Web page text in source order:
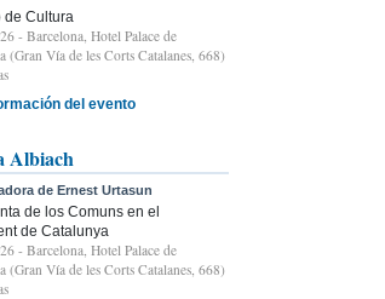
de Cultura
- Barcelona, Hotel Palace de
(Gran Vía de les Corts Catalanes, 668)
del evento
Albiach
de Ernest Urtasun
de los Comuns en el
de Catalunya
- Barcelona, Hotel Palace de
(Gran Vía de les Corts Catalanes, 668)